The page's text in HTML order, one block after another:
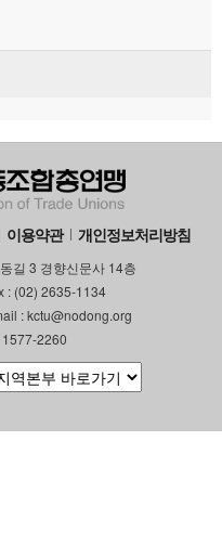
이용약관 개인정보처리방침
길 3 경향신문사 14층
: (02) 2635-1134
: kctu@nodong.org
2260